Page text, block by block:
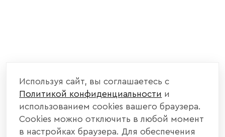
Используя сайт, вы соглашаетесь с
Политикой конфиденциальности и
использованием cookies вашего браузера.
Cookies можно отключить в любой момент
в настройках браузера. Для обеспечения